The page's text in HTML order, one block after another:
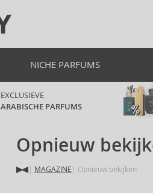
NICHE PARFUMS
EXCLUSIEVE
ARABISCHE PARFUMS
Opnieuw
MAGAZINE Opnieuw bekijken